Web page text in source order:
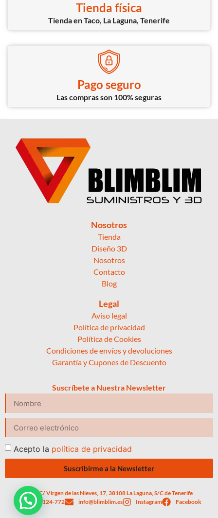
Tienda física
Tienda en Taco, La Laguna, Tenerife
Pago seguro
Las compras son 100% seguras
Nosotros
Tienda
Diseño 3D
Nosotros
Contacto
Blog
Legal
Aviso legal
Política de privacidad
Política de Cookies
Condiciones de envíos y devoluciones
Garantía y Cupones de Descuento
Suscríbete a Nuestra Newsletter
Acepto la política de privacidad
Suscribirme a la Newsletter
C/ Virgen de las Nieves, 17, 38108 La Laguna, S/C de Tenerife
623-124-772
info@blimblim.es Instagram Facebook